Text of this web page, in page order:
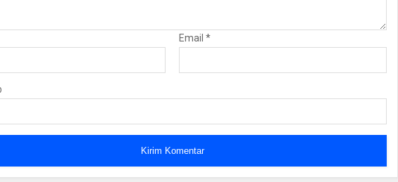
Email *